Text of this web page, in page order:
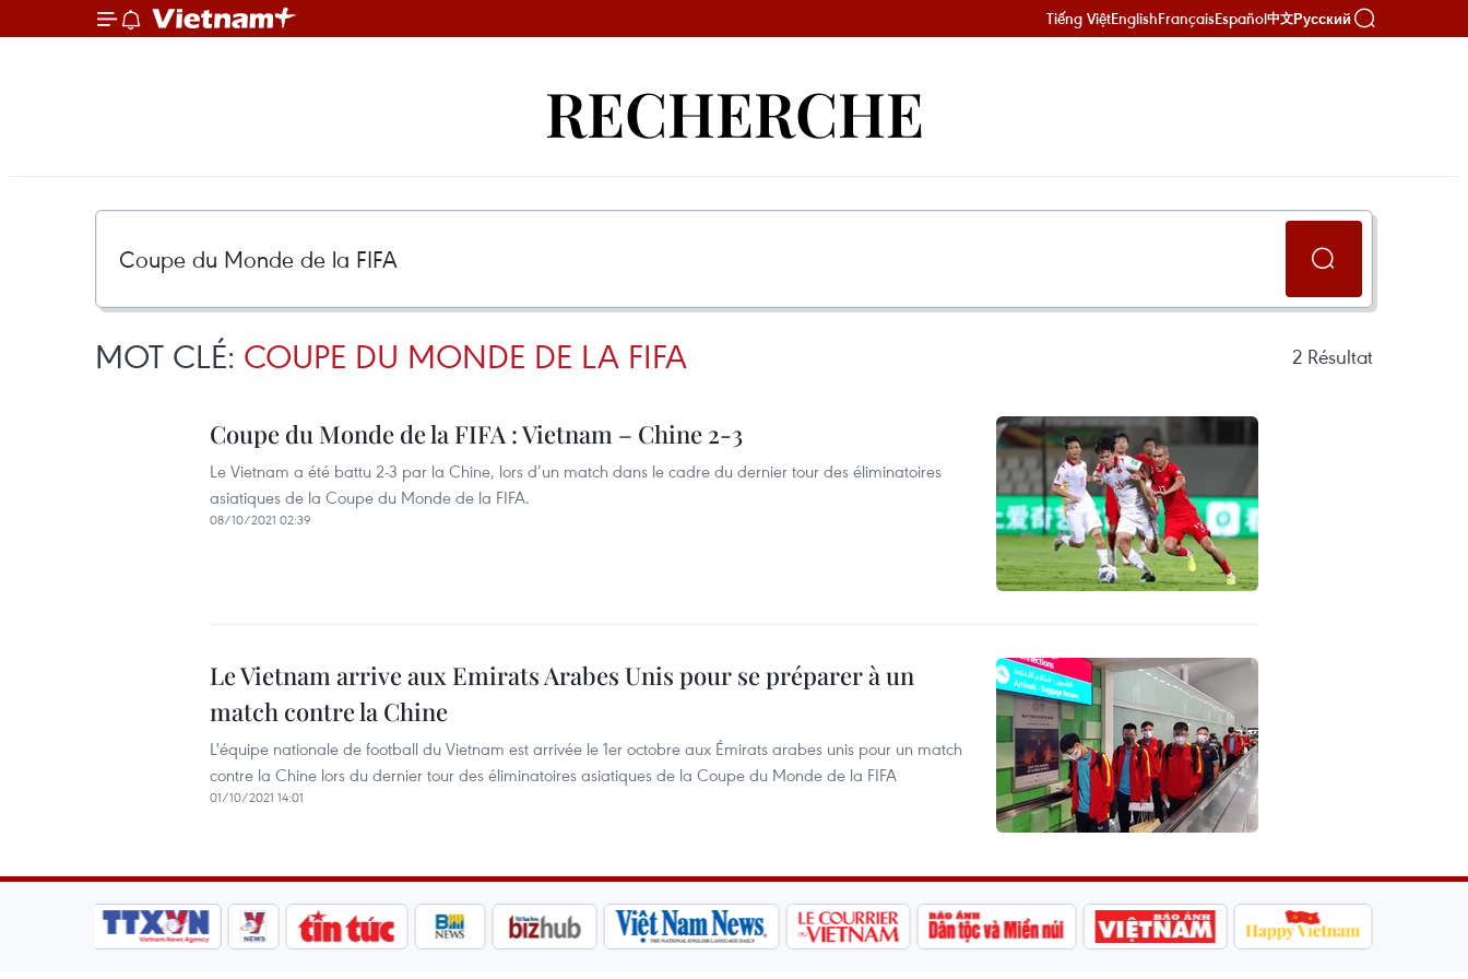
Tiếng ViệtEnglishFrançaisEspañol中文Русский
RECHERCHE
MOT CLÉ: COUPE DU MONDE DE LA FIFA 2 Résultat
Coupe du Monde de la FIFA : Vietnam – Chine 2-3
Le Vietnam a été battu 2-3 par la Chine, lors d’un match dans le cadre du dernier tour des éliminatoires
asiatiques de la Coupe du Monde de la FIFA.
08/10/2021 02:39
Le Vietnam arrive aux Emirats Arabes Unis pour se préparer à un
match contre la Chine
L'équipe nationale de football du Vietnam est arrivée le 1er octobre aux Émirats arabes unis pour un match
contre la Chine lors du dernier tour des éliminatoires asiatiques de la Coupe du Monde de la FIFA
01/10/2021 14:01